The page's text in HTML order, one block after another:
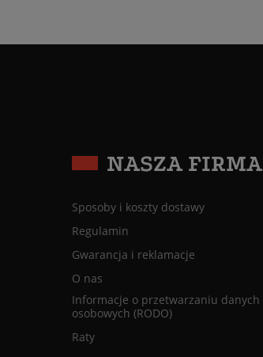
NASZA FIRMA
Sposoby i koszty dostawy
Regulamin
Gwarancja i reklamacje
O nas
Informacje o przetwarzaniu danych
osobowych (RODO)
Raty